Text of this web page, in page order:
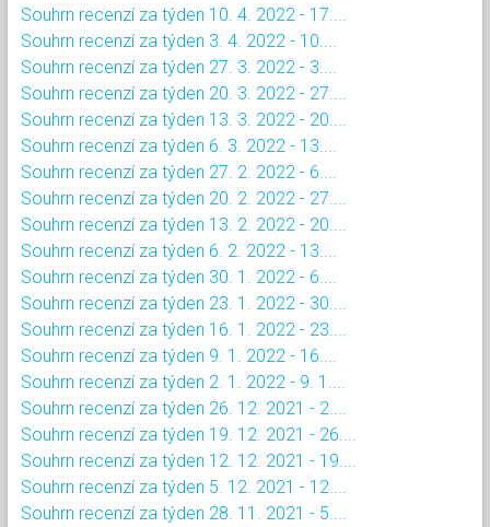
Souhrn recenzí za týden 10. 4. 2022 - 17....
Souhrn recenzí za týden 3. 4. 2022 - 10....
Souhrn recenzí za týden 27. 3. 2022 - 3....
Souhrn recenzí za týden 20. 3. 2022 - 27....
Souhrn recenzí za týden 13. 3. 2022 - 20....
Souhrn recenzí za týden 6. 3. 2022 - 13....
Souhrn recenzí za týden 27. 2. 2022 - 6....
Souhrn recenzí za týden 20. 2. 2022 - 27....
Souhrn recenzí za týden 13. 2. 2022 - 20....
Souhrn recenzí za týden 6. 2. 2022 - 13....
Souhrn recenzí za týden 30. 1. 2022 - 6....
Souhrn recenzí za týden 23. 1. 2022 - 30....
Souhrn recenzí za týden 16. 1. 2022 - 23....
Souhrn recenzí za týden 9. 1. 2022 - 16....
Souhrn recenzí za týden 2. 1. 2022 - 9. 1....
Souhrn recenzí za týden 26. 12. 2021 - 2....
Souhrn recenzí za týden 19. 12. 2021 - 26....
Souhrn recenzí za týden 12. 12. 2021 - 19....
Souhrn recenzí za týden 5. 12. 2021 - 12....
Souhrn recenzí za týden 28. 11. 2021 - 5....